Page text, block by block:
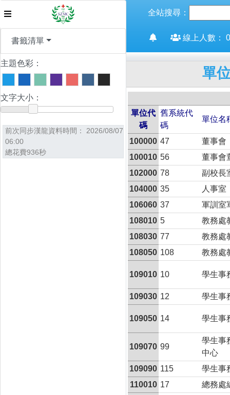
書籤清單
主題色彩：
文字大小：
前次同步漢龍資料時間：
2026/08/07
06:00
總花費936秒
全站搜尋：
線上人數：
單
單位代
碼
舊系統代
碼
單位名
100000 47
董事會
100010 56
董事會
102000 78
副校長
104000 35
人事室
106060 37
軍訓室
108010 5
教務處
108030 77
教務處
108050 108 教務處
109010 10 學生事
109030 12 學生事
109050 14 學生事
109070 99
學生事
中心
109090 115
學生事
110010 17
總務處